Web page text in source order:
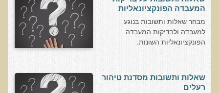
מצבים קליניים ספציפיים
מהי רפואה פונקציונאלית טבעית?
שאלונים רפואיים פונקציונאליים
טופס הרשמה לקבלת ייעוץ / טיפול + טופס פרטי בריאות
המעבדה הפונקציונאליות
מבחר שאלות ותשובות בנוגע
למעבדה ולבדיקות המעבדה
הפונקציונאליות השונות.
שאלות ותשובות מסדנת טיהור
רעלים